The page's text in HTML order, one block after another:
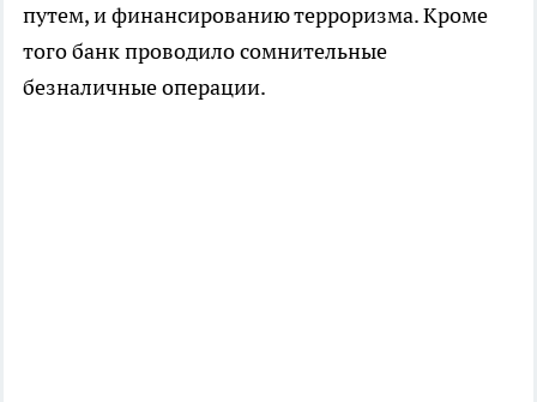
путем, и финансированию терроризма. Кроме
того банк проводило сомнительные
безналичные операции.